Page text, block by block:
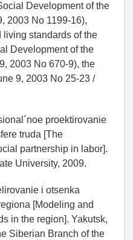
Development of the
2003 No 1199-16),
living standards of the
Development of the
2003 No 670-9), the
9, 2003 No 25-23 /
proektirovanie
truda [The
partnership in labor].
University, 2009.
i otsenka
[Modeling and
in the region]. Yakutsk,
Siberian Branch of the